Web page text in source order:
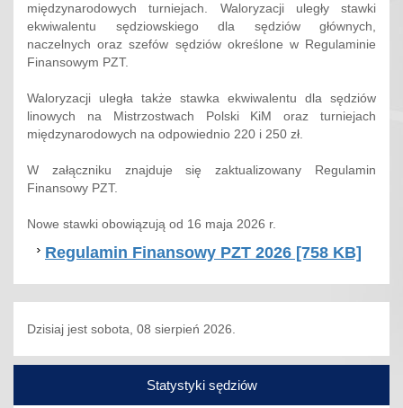
międzynarodowych turniejach. Waloryzacji uległy stawki
ekwiwalentu sędziowskiego dla sędziów głównych,
naczelnych oraz szefów sędziów określone w Regulaminie
Finansowym PZT.
Waloryzacji uległa także stawka ekwiwalentu dla sędziów
linowych na Mistrzostwach Polski KiM oraz turniejach
międzynarodowych na odpowiednio 220 i 250 zł.
W załączniku znajduje się zaktualizowany Regulamin
Finansowy PZT.
Nowe stawki obowiązują od 16 maja 2026 r.
Regulamin Finansowy PZT 2026 [758 KB]
Dzisiaj jest sobota, 08 sierpień 2026.
Statystyki sędziów